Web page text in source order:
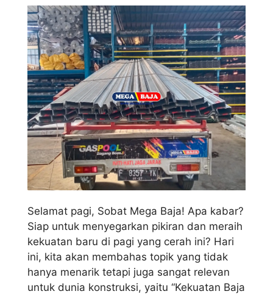
Selamat pagi, Sobat Mega Baja! Apa kabar?
Siap untuk menyegarkan pikiran dan meraih
kekuatan baru di pagi yang cerah ini? Hari
ini, kita akan membahas topik yang tidak
hanya menarik tetapi juga sangat relevan
untuk dunia konstruksi, yaitu “Kekuatan Baja